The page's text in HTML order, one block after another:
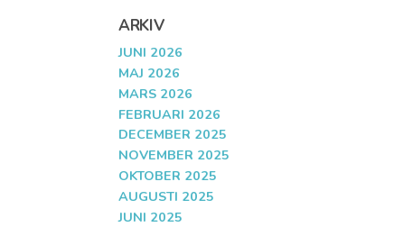
ARKIV
JUNI 2026
MAJ 2026
MARS 2026
FEBRUARI 2026
DECEMBER 2025
NOVEMBER 2025
OKTOBER 2025
AUGUSTI 2025
JUNI 2025